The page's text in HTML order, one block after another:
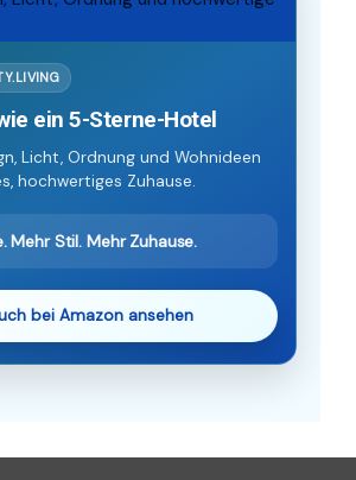
ein 5-Sterne-Hotel
Licht, Ordnung und Wohnideen
hochwertiges Zuhause.
Mehr Stil. Mehr Zuhause.
bei Amazon ansehen